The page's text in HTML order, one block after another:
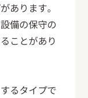
あります。
備の保守の
ことがあり
るタイプで